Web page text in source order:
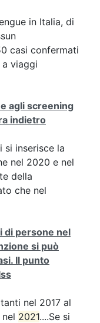
in Italia, di
casi confermati
viaggi
agli screening
indietro
si inserisce la
nel 2020 e nel
della
che nel
di persone nel
si può
Il punto
nel 2017 al
2021....Se si